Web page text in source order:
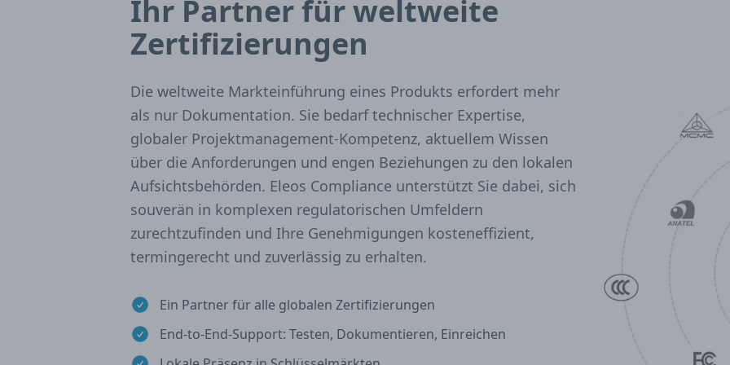
Ihr Partner für weltweite
Zertifizierungen
Die weltweite Markteinführung eines Produkts erfordert mehr
als nur Dokumentation. Sie bedarf technischer Expertise,
globaler Projektmanagement-Kompetenz, aktuellem Wissen
über die Anforderungen und engen Beziehungen zu den lokalen
Aufsichtsbehörden. Eleos Compliance unterstützt Sie dabei, sich
souverän in komplexen regulatorischen Umfeldern
zurechtzufinden und Ihre Genehmigungen kosteneffizient,
termingerecht und zuverlässig zu erhalten.
Ein Partner für alle globalen Zertifizierungen
End-to-End-Support: Testen, Dokumentieren, Einreichen